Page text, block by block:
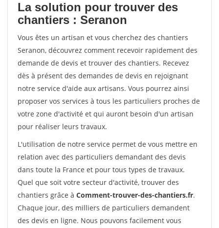
La solution pour trouver des
chantiers : Seranon
Vous êtes un artisan et vous cherchez des chantiers
Seranon, découvrez comment recevoir rapidement des
demande de devis et trouver des chantiers. Recevez
dès à présent des demandes de devis en rejoignant
notre service d'aide aux artisans. Vous pourrez ainsi
proposer vos services à tous les particuliers proches de
votre zone d'activité et qui auront besoin d'un artisan
pour réaliser leurs travaux.
L'utilisation de notre service permet de vous mettre en
relation avec des particuliers demandant des devis
dans toute la France et pour tous types de travaux.
Quel que soit votre secteur d'activité, trouver des
chantiers grâce à Comment-trouver-des-chantiers.fr.
Chaque jour, des milliers de particuliers demandent
des devis en ligne. Nous pouvons facilement vous